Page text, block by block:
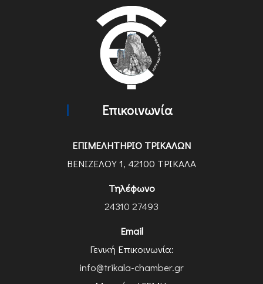
Επικοινωνία
ΕΠΙΜΕΛΗΤΗΡΙΟ ΤΡΙΚΑΛΩΝ
ΒΕΝΙΖΕΛΟΥ 1, 42100 ΤΡΙΚΑΛΑ
Τηλέφωνο
24310 27493
Email
Γενική Επικοινωνία:
info@trikala-chamber.gr